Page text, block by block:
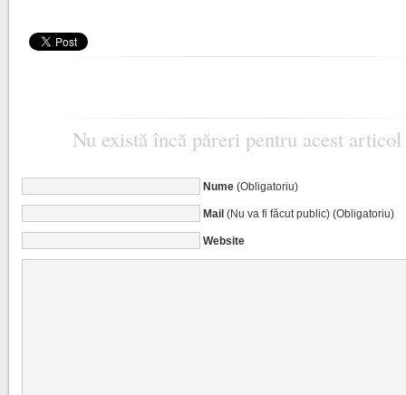
Nu există încă păreri pentru acest articol
Nume(Obligatoriu)
Mail(Nu va fi făcut public) (Obligatoriu)
Website